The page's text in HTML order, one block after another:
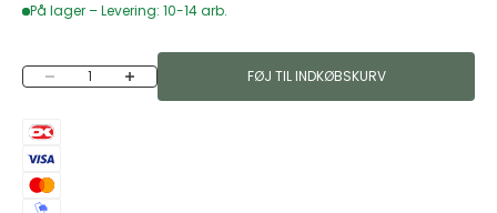
På lager – Levering: 10-14 arb.
Sænk antal Øg antal FØJ TIL INDKØBSKURV